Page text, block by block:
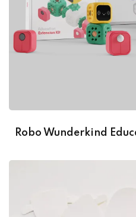
Robo Wunderkind